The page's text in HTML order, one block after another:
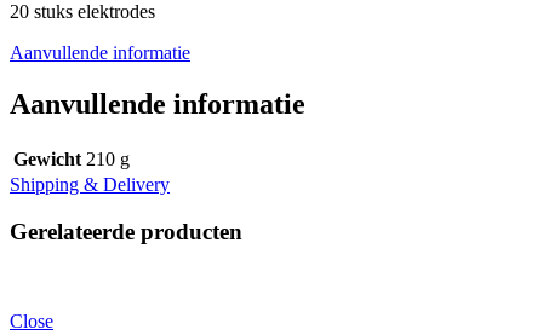
20 stuks elektrodes
Aanvullende informatie
Aanvullende informatie
Gewicht 210 g
Shipping & Delivery
Gerelateerde producten
Close